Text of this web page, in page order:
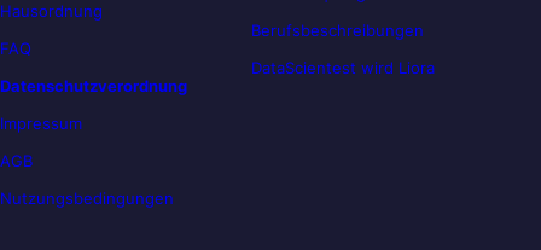
Hausordnung
FAQ
Datenschutzverordnung
Impressum
AGB
Nutzungsbedingungen
Berufsbeschreibungen
DataScientest wird Liora